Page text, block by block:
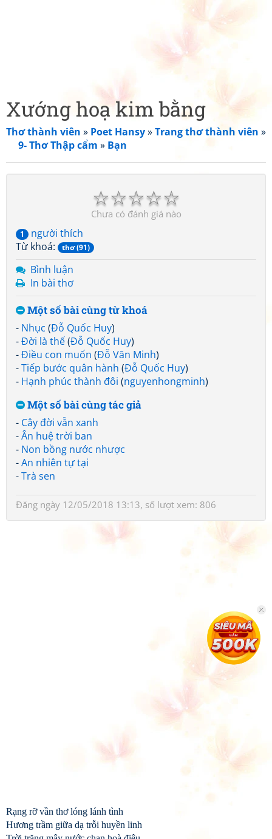
Xướng hoạ kim bằng
Thơ thành viên » Poet Hansy»Trang thơ thành viên »
9- Thơ Thập cẩm » Bạn
☆
☆
☆
☆
☆
Chưa có đánh giá nào
1
người thích
Từ khoá:
thơ (91)
Bình luận
In bài thơ
Một số bài cùng từ khoá
- Nhục (Đỗ Quốc Huy)
-Đời là thế(Đỗ Quốc Huy)
-Điều con muốn (Đỗ Văn Minh)
-Tiếp bước quân hành (Đỗ Quốc Huy)
- Hạnh phúc thành đôi (nguyenhongminh)
Một số bài cùng tác giả
- Cây đời vẫn xanh
-Ân huệ trời ban
- Non bồng nước nhược
-An nhiên tự tại
-Trà sen
Đăng ngày 12/05/2018 13:13, số lượt xem: 806
Rạng rỡ vần thơ lóng lánh tình
Hương trầm giữa dạ trỗi huyền linh